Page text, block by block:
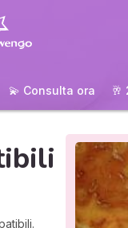
💫 Consulta ora 🥂